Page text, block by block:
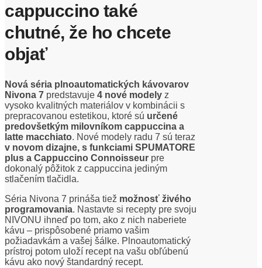
cappuccino také
chutné, že ho chcete
objať
Nová séria plnoautomatických kávovarov
Nivona 7 predstavuje 4 nové modely z
vysoko kvalitných materiálov v kombinácii s
prepracovanou estetikou, ktoré sú určené
predovšetkým milovníkom cappuccina a
latte macchiato. Nové modely radu 7 sú teraz
v novom dizajne, s funkciami SPUMATORE
plus a Cappuccino Connoisseur pre
dokonalý pôžitok z cappuccina jediným
stlačením tlačidla.
Séria Nivona 7 prináša tiež možnosť živého
programovania. Nastavte si recepty pre svoju
NIVONU ihneď po tom, ako z nich naberiete
kávu – prispôsobené priamo vašim
požiadavkám a vašej šálke. Plnoautomatický
prístroj potom uloží recept na vašu obľúbenú
kávu ako nový štandardný recept.